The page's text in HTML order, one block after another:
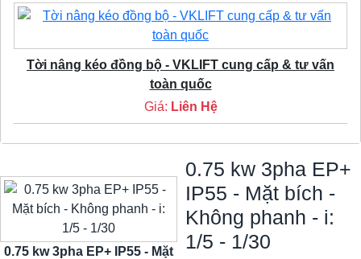
Tời nâng kéo đồng bộ - VKLIFT cung cấp & tư vấn
toàn quốc
Giá: Liên Hệ
0.75 kw 3pha EP+ IP55 - Mặt
0.75 kw 3pha EP+
IP55 - Mặt bích -
Không phanh - i:
1/5 - 1/30